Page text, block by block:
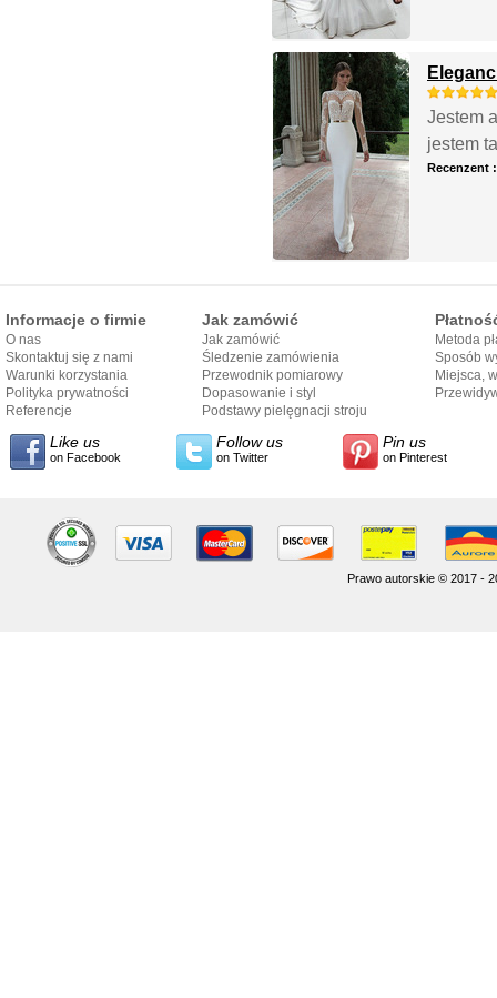
Jestem
jestem
Recenzent
Informacje o firmie
O nas
Skontaktuj się z nami
Warunki korzystania
Polityka prywatności
Referencje
Jak zamówić
Jak zamówić
Śledzenie zamówienia
Przewodnik pomiarowy
Dopasowanie i styl
przewodnika
Podstawy pielęgnacji stroju
Metoda
Sposób
Miejsca,
Like us
on Facebook
Follow us
on Twitter
Pin us
on Pinterest
Prawo autorskie © 2017 -